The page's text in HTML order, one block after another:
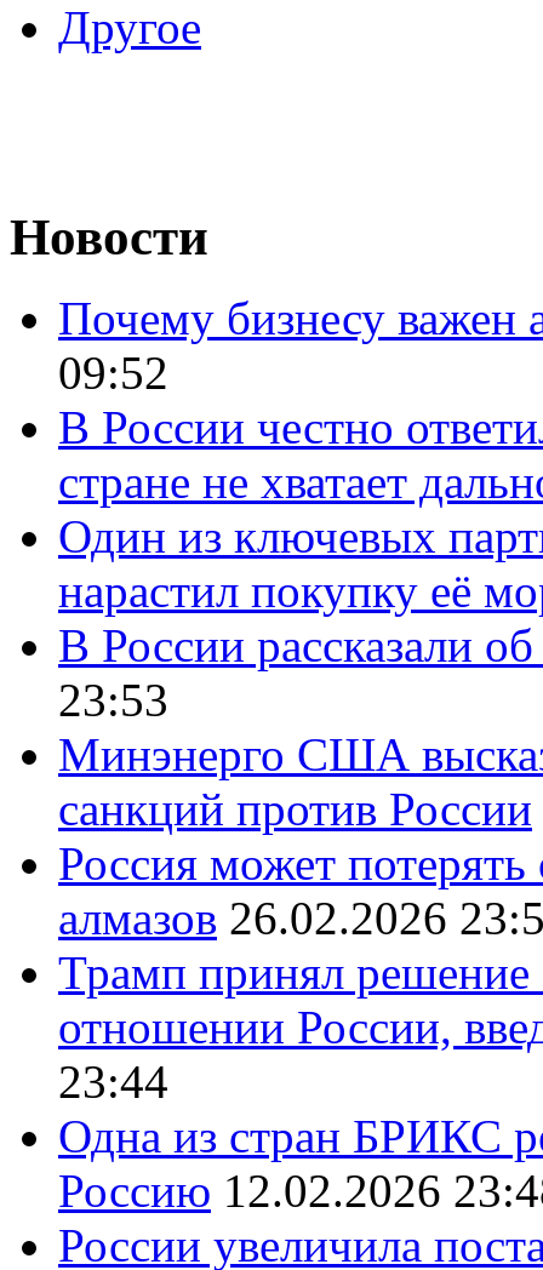
Другое
Новости
Почему бизнесу важен
09:52
В России честно
стране не хватает
Один из ключевых
нарастил покупку её
В России рассказали
23:53
Минэнерго США
санкций против России
Россия может
алмазов 26.02.2026
Трамп принял решение
отношении России,
23:44
Одна из стран БРИКС
Россию 12.02.2026
России увеличила